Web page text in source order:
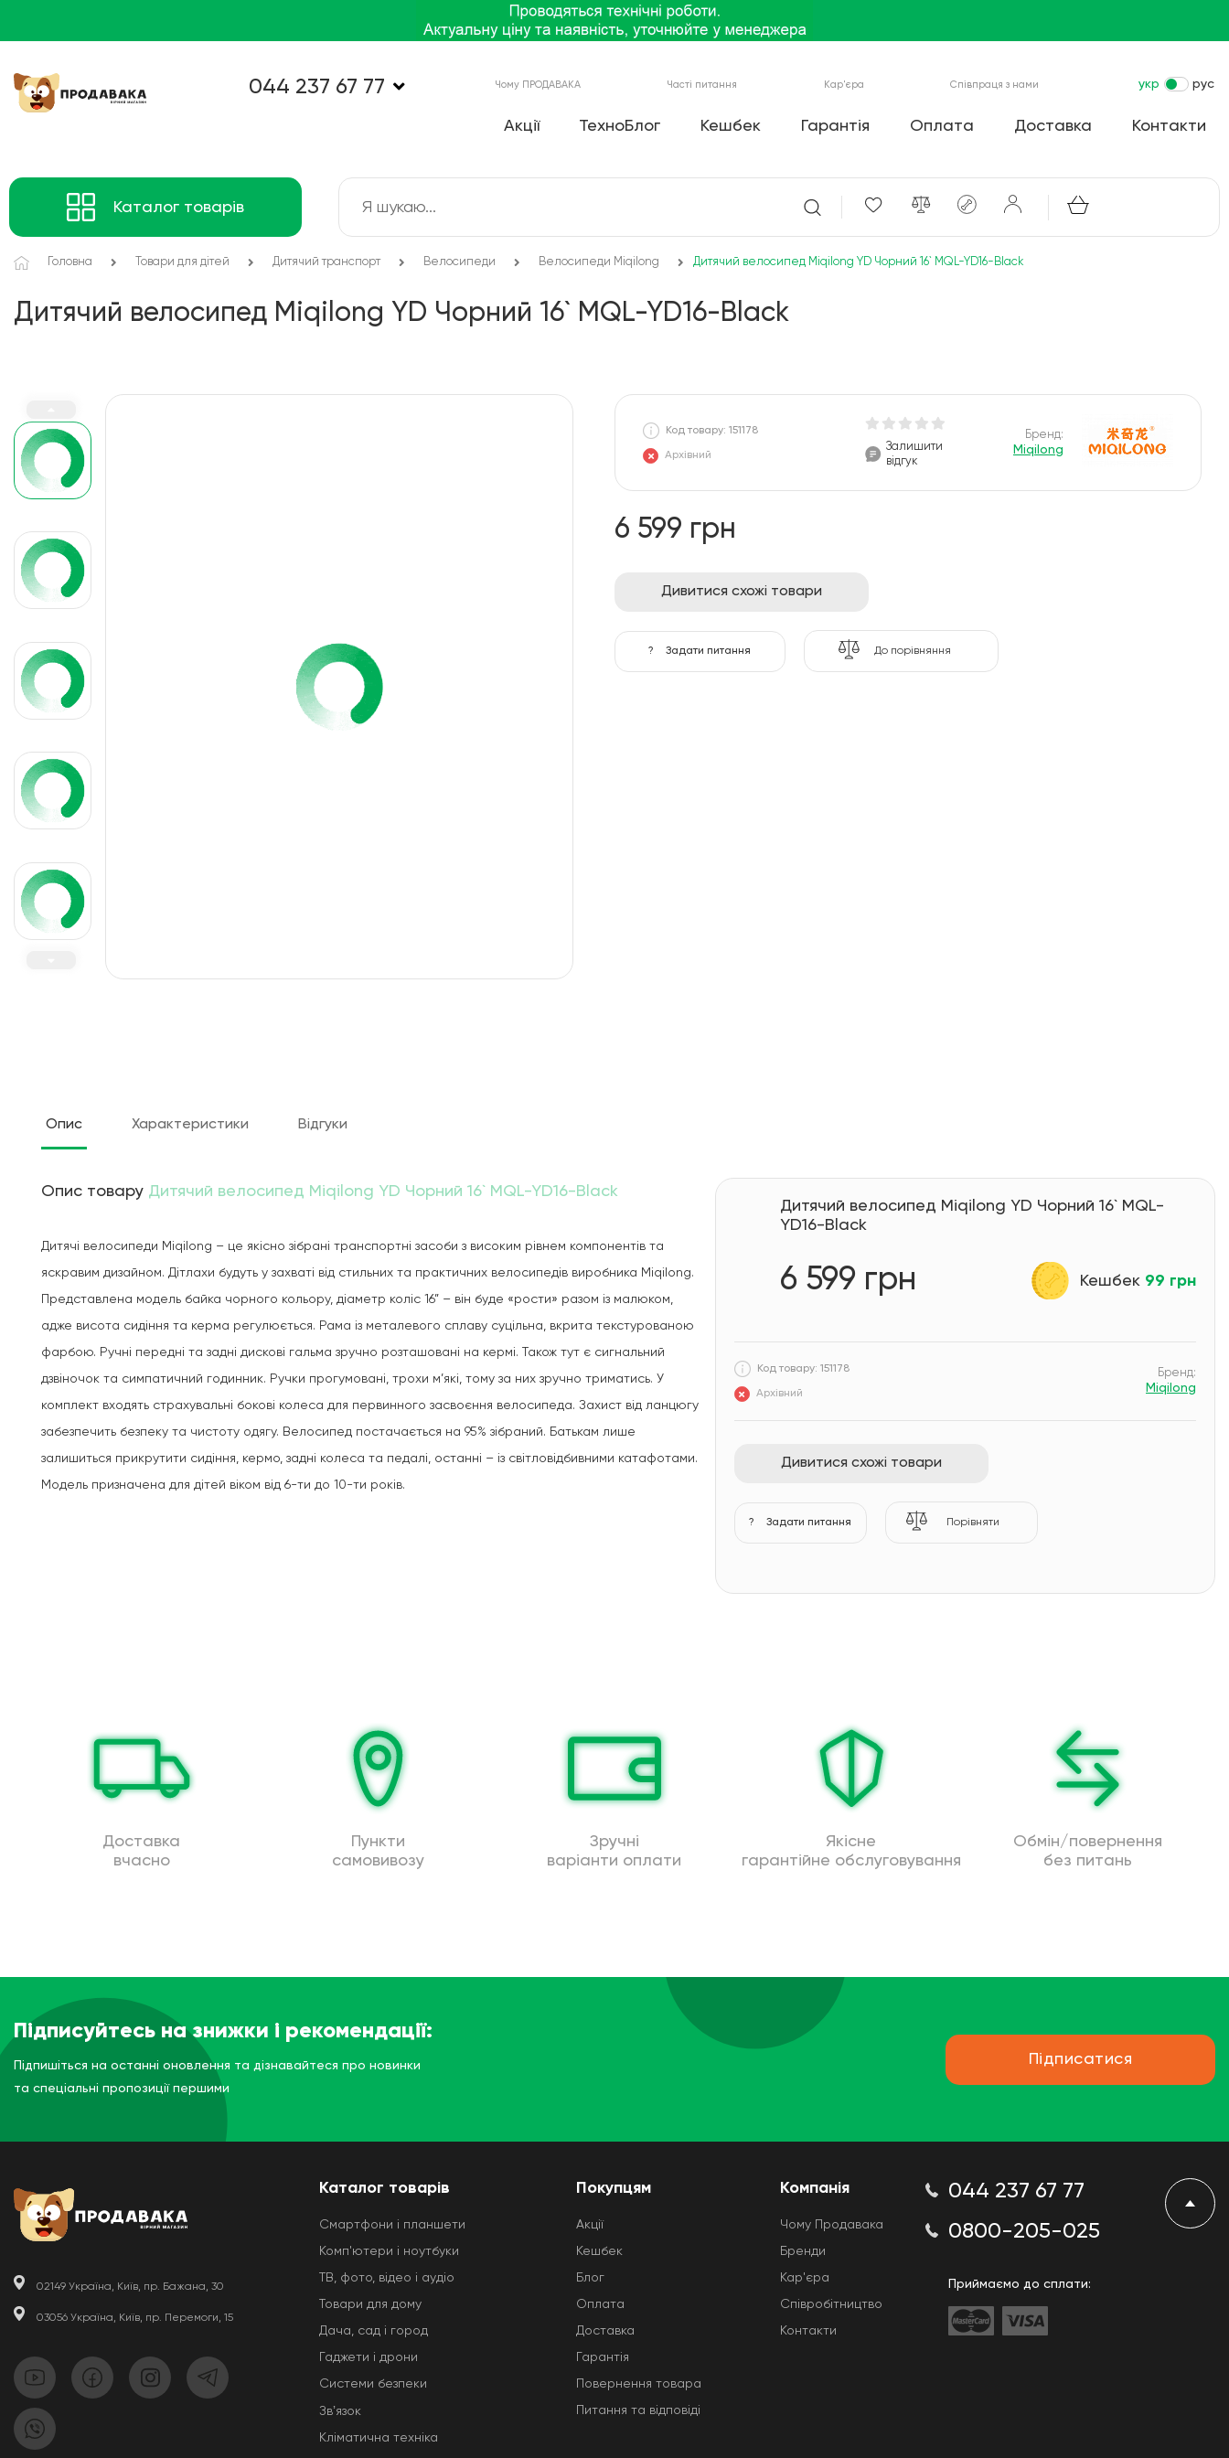
044 237 67 77 Чому ПРОДАВАКА Часті питання Кар'єра Співпраця з нами укр рус
Акції ТехноБлог Кешбек Гарантія Оплата Доставка Контакти
Каталог товарів
Головна Товари для дітей Дитячий транспорт Велосипеди Велосипеди Miqilong Дитячий велосипед Miqilong YD Чорний 16` MQL-YD16-Black
Дитячий велосипед Miqilong YD Чорний 16` MQL-YD16-Black
Код товару: 151178
Архівний
Залишити
відгук
Бренд:
Miqilong
6 599 грн
Дивитися схожі товари
? Задати питання До порівняння
Опис Характеристики Відгуки
Опис товару Дитячий велосипед Miqilong YD Чорний 16` MQL-YD16-Black
Дитячі велосипеди Miqilong – це якісно зібрані транспортні засоби з високим рівнем компонентів та
яскравим дизайном. Дітлахи будуть у захваті від стильних та практичних велосипедів виробника Miqilong.
Представлена модель байка чорного кольору, діаметр коліс 16” – він буде «рости» разом із малюком,
адже висота сидіння та керма регулюється. Рама із металевого сплаву суцільна, вкрита текстурованою
фарбою. Ручні передні та задні дискові гальма зручно розташовані на кермі. Також тут є сигнальний
дзвіночок та симпатичний годинник. Ручки прогумовані, трохи м’які, тому за них зручно триматись. У
комплект входять страхувальні бокові колеса для первинного засвоєння велосипеда. Захист від ланцюгу
забезпечить безпеку та чистоту одягу. Велосипед постачається на 95% зібраний. Батькам лише
залишиться прикрутити сидіння, кермо, задні колеса та педалі, останні – із світловідбивними катафотами.
Модель призначена для дітей віком від 6-ти до 10-ти років.
Дитячий велосипед Miqilong YD Чорний 16` MQL-
YD16-Black
6 599 грн Кешбек 99 грн
Код товару: 151178
Архівний
Бренд:
Miqilong
Дивитися схожі товари
? Задати питання Порівняти
Доставка
вчасно
Пункти
самовивозу
Зручні
варіанти оплати
Якісне
гарантійне обслуговування
Обмін/повернення
без питань
Підписуйтесь на знижки і рекомендації:
Підпишіться на останні оновлення та дізнавайтеся про новинки
та спеціальні пропозиції першими
Підписатися
02149 Україна, Київ, пр. Бажана, 30
03056 Україна, Київ, пр. Перемоги, 15
Каталог товарів
Смартфони і планшети
Комп'ютери і ноутбуки
ТВ, фото, відео і аудіо
Товари для дому
Дача, сад і город
Гаджети і дрони
Системи безпеки
Звʼязок
Кліматична техніка
Покупцям
Акції
Кешбек
Блог
Оплата
Доставка
Гарантія
Повернення товара
Питання та відповіді
Компанія
Чому Продавака
Бренди
Кар'єра
Співробітництво
Контакти
044 237 67 77
0800-205-025
Приймаємо до сплати: